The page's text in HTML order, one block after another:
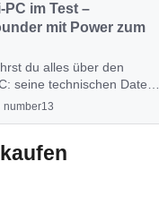
PC im Test –
mit Power zum
du alles über den
seine technischen Daten,
Anwendungen,
Ryzen 7 6800H und 32
number13